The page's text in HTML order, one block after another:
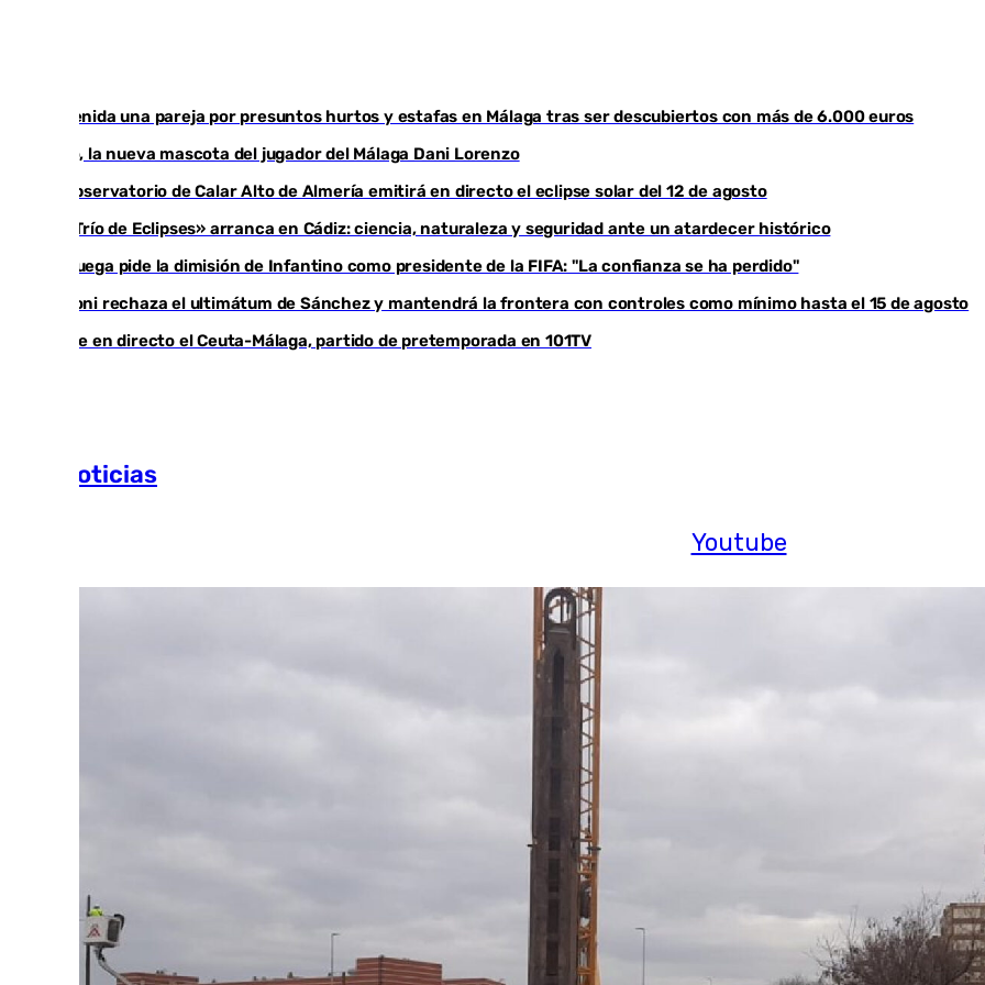
Youtube
Detenida una pareja por presuntos hurtos y estafas en Málaga tras ser descubiertos con más de 6.000 euros
Isco, la nueva mascota del jugador del Málaga Dani Lorenzo
El observatorio de Calar Alto de Almería emitirá en directo el eclipse solar del 12 de agosto
El «Trío de Eclipses» arranca en Cádiz: ciencia, naturaleza y seguridad ante un atardecer histórico
Noruega pide la dimisión de Infantino como presidente de la FIFA: "La confianza se ha perdido"
Meloni rechaza el ultimátum de Sánchez y mantendrá la frontera con controles como mínimo hasta el 15 de agosto
Sigue en directo el Ceuta-Málaga, partido de pretemporada en 101TV
Más noticias